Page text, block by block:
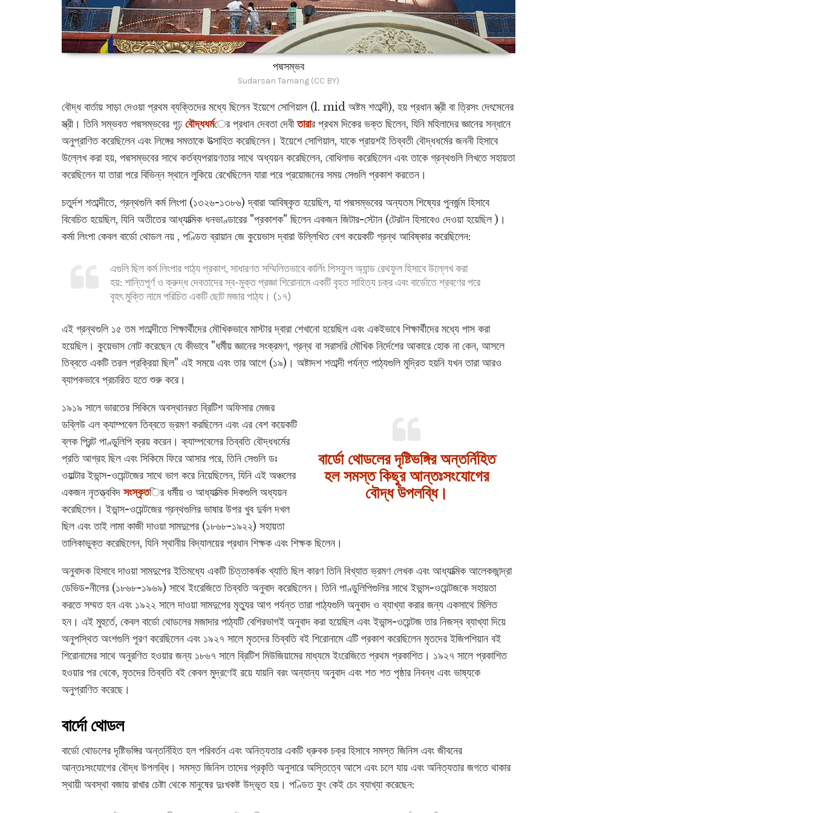
পদ্মসম্ভব
Sudarsan Tamang (CC BY)
বৌদ্ধ বার্তায় সাড়া দেওয়া প্রথম ব্যক্তিদের মধ্যে ছিলেন ইয়েশে সোগিয়াল (l. mid অষ্টম শতাব্দী), হয় প্রধান স্ত্রী বা ত্রিসং দেৎসেনের
স্ত্রী। তিনি সম্ভবত পদ্মসম্ভবের গূঢ়বৌদ্ধধর্মের প্রধান দেবতা দেবীতারার প্রথম দিকের ভক্ত ছিলেন, যিনি মহিলাদের জ্ঞানের সন্ধানে
অনুপ্রাণিত করেছিলেন এবং লিঙ্গের সমতাকে উত্সাহিত করেছিলেন। ইয়েশে সোগিয়াল, যাকে প্রায়শই তিব্বতী বৌদ্ধধর্মের জননী হিসাবে
উল্লেখ করা হয়, পদ্মসম্ভবের সাথে কর্তব্যপরায়ণতার সাথে অধ্যয়ন করেছিলেন, বোধিলাভ করেছিলেন এবং তাকে গ্রন্থগুলি লিখতে সহায়তা
করেছিলেন যা তারা পরে বিভিন্ন স্থানে লুকিয়ে রেখেছিলেন যারা পরে প্রয়োজনের সময় সেগুলি প্রকাশ করতেন।
চতুর্দশ শতাব্দীতে, গ্রন্থগুলি কর্ম লিংপা (১৩২৬-১৩৮৬) দ্বারা আবিষ্কৃত হয়েছিল, যা পদ্মসম্ভবের অন্যতম শিষ্যের পুনর্জন্ম হিসাবে
বিবেচিত হয়েছিল, যিনি অতীতের আধ্যাত্মিক ধনভাণ্ডারের "প্রকাশক" ছিলেন একজন জিটার-স্টোন (টেরটন হিসাবেও দেওয়া হয়েছিল )।
কর্মা লিংপা কেবল বার্ডো থোডল নয় , পণ্ডিত ব্রায়ান জে কুয়েভাস দ্বারা উল্লিখিত বেশ কয়েকটি গ্রন্থ আবিষ্কার করেছিলেন:
এগুলি ছিল কর্ম লিংপার পাঠ্য প্রকাশ, সাধারণত সম্মিলিতভাবে কার্লিং পিসফুল অ্যান্ড রেথফুল হিসাবে উল্লেখ করা
হয়: শান্তিপূর্ণ ও ক্রুদ্ধ দেবতাদের স্ব-মুক্ত প্রজ্ঞা শিরোনামে একটি বৃহত সাহিত্য চক্র এবং বার্ডোতে শ্রবণের পরে
বৃহৎ মুক্তি নামে পরিচিত একটি ছোট মজার পাঠ্য। (১৭)
এই গ্রন্থগুলি ১৫ তম শতাব্দীতে শিক্ষার্থীদের মৌখিকভাবে মাস্টার দ্বারা শেখানো হয়েছিল এবং একইভাবে শিক্ষার্থীদের মধ্যে পাস করা
হয়েছিল। কুয়েভাস নোট করেছেন যে কীভাবে "ধর্মীয় জ্ঞানের সংক্রমণ, গ্রন্থ বা সরাসরি মৌখিক নির্দেশের আকারে হোক না কেন, আসলে
তিব্বতে একটি তরল প্রক্রিয়া ছিল" এই সময়ে এবং তার আগে (১৯)। অষ্টাদশ শতাব্দী পর্যন্ত পাঠ্যগুলি মুদ্রিত হয়নি যখন তারা আরও
ব্যাপকভাবে প্রচারিত হতে শুরু করে।
বার্ডো থোডলের দৃষ্টিভঙ্গির অন্তর্নিহিত
হল সমস্ত কিছুর আন্তঃসংযোগের
বৌদ্ধ উপলব্ধি।
১৯১৯ সালে ভারতের সিকিমে অবস্থানরত ব্রিটিশ অফিসার মেজর
ডব্লিউ এল ক্যাম্পবেল তিব্বতে ভ্রমণ করছিলেন এবং এর বেশ কয়েকটি
ব্লক প্রিন্ট পাণ্ডুলিপি ক্রয় করেন। ক্যাম্পবেলের তিব্বতি বৌদ্ধধর্মের
প্রতি আগ্রহ ছিল এবং সিকিমে ফিরে আসার পরে, তিনি সেগুলি ডঃ
ওয়াল্টার ইভান্স-ওয়েন্টজের সাথে ভাগ করে নিয়েছিলেন, যিনি এই অঞ্চলের
একজন নৃতত্ত্ববিদ সংস্কৃতির ধর্মীয় ও আধ্যাত্মিক দিকগুলি অধ্যয়ন
করেছিলেন। ইভান্স-ওয়েন্টজের গ্রন্থগুলির ভাষার উপর খুব দুর্বল দখল
ছিল এবং তাই লামা কাজী দাওয়া সামদুপের (১৮৬৮-১৯২২) সহায়তা
তালিকাভুক্ত করেছিলেন, যিনি স্থানীয় বিদ্যালয়ের প্রধান শিক্ষক এবং শিক্ষক ছিলেন।
অনুবাদক হিসাবে দাওয়া সামদুপের ইতিমধ্যে একটি চিত্তাকর্ষক খ্যাতি ছিল কারণ তিনি বিখ্যাত ভ্রমণ লেখক এবং আধ্যাত্মিক আলেকজান্দ্রা
ডেভিড-নীলের (১৮৬৮-১৯৬৯) সাথে ইংরেজিতে তিব্বতি অনুবাদ করেছিলেন। তিনি পাণ্ডুলিপিগুলির সাথে ইভান্স-ওয়েন্টজকে সহায়তা
করতে সম্মত হন এবং ১৯২২ সালে দাওয়া সামদুপের মৃত্যুর আগ পর্যন্ত তারা পাঠ্যগুলি অনুবাদ ও ব্যাখ্যা করার জন্য একসাথে মিলিত
হন। এই মুহুর্তে, কেবল বার্ডো থোডলের মজাদার পাঠ্যটি বেশিরভাগই অনুবাদ করা হয়েছিল এবং ইভান্স-ওয়েন্টজ তার নিজস্ব ব্যাখ্যা দিয়ে
অনুপস্থিত অংশগুলি পূরণ করেছিলেন এবং ১৯২৭ সালে মৃতদের তিব্বতি বই শিরোনামে এটি প্রকাশ করেছিলেন মৃতদের ইজিপশিয়ান বই
শিরোনামের সাথে অনুরণিত হওয়ার জন্য ১৮৬৭ সালে ব্রিটিশ মিউজিয়ামের মাধ্যমে ইংরেজিতে প্রথম প্রকাশিত। ১৯২৭ সালে প্রকাশিত
হওয়ার পর থেকে, মৃতদের তিব্বতি বই কেবল মুদ্রণেই রয়ে যায়নি বরং অন্যান্য অনুবাদ এবং শত শত পৃষ্ঠার নিবন্ধ এবং ভাষ্যকে
অনুপ্রাণিত করেছে।
বার্দো থোডল
বার্ডো থোডলের দৃষ্টিভঙ্গির অন্তর্নিহিত হল পরিবর্তন এবং অনিত্যতার একটি ধ্রুবক চক্র হিসাবে সমস্ত জিনিস এবং জীবনের
আন্তঃসংযোগের বৌদ্ধ উপলব্ধি। সমস্ত জিনিস তাদের প্রকৃতি অনুসারে অস্তিত্বে আসে এবং চলে যায় এবং অনিত্যতার জগতে থাকার
স্থায়ী অবস্থা বজায় রাখার চেষ্টা থেকে মানুষের দুঃখকষ্ট উদ্ভূত হয়। পণ্ডিত ফুং কেই চেং ব্যাখ্যা করেছেন: